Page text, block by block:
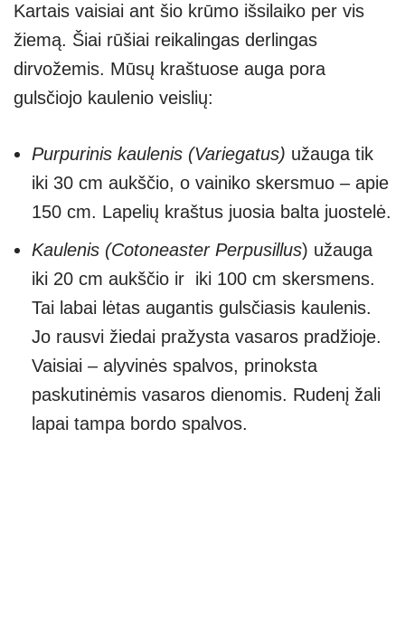
Kartais vaisiai ant šio krūmo išsilaiko per vis
žiemą. Šiai rūšiai reikalingas derlingas
dirvožemis. Mūsų kraštuose auga pora
gulsčiojo kaulenio veislių:
Purpurinis kaulenis (Variegatus) užauga tik
iki 30 cm aukščio, o vainiko skersmuo – apie
150 cm. Lapelių kraštus juosia balta juostelė.
Kaulenis (Cotoneaster Perpusillus) užauga
iki 20 cm aukščio ir iki 100 cm skersmens.
Tai labai lėtas augantis gulsčiasis kaulenis.
Jo rausvi žiedai pražysta vasaros pradžioje.
Vaisiai – alyvinės spalvos, prinoksta
paskutinėmis vasaros dienomis. Rudenį žali
lapai tampa bordo spalvos.